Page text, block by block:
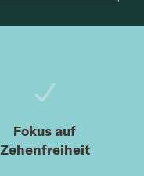
Fokus auf
Zehenfreiheit